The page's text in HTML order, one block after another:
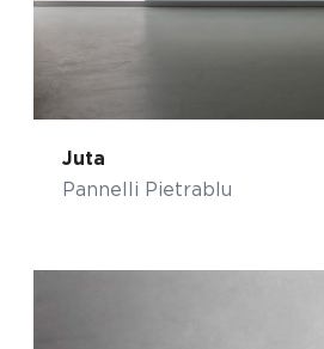
Juta
Pannelli Pietrablu